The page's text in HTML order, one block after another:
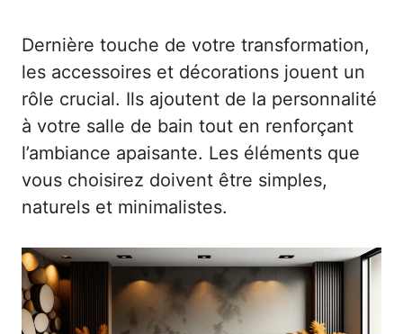
Dernière touche de votre transformation,
les accessoires et décorations jouent un
rôle crucial. Ils ajoutent de la personnalité
à votre salle de bain tout en renforçant
l’ambiance apaisante. Les éléments que
vous choisirez doivent être simples,
naturels et minimalistes.